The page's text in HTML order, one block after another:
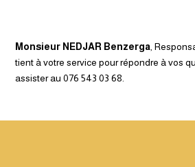
Monsieur NEDJAR Benzerga ,
tient à votre service pour répondre à vos
assister au 076 543 03 68.